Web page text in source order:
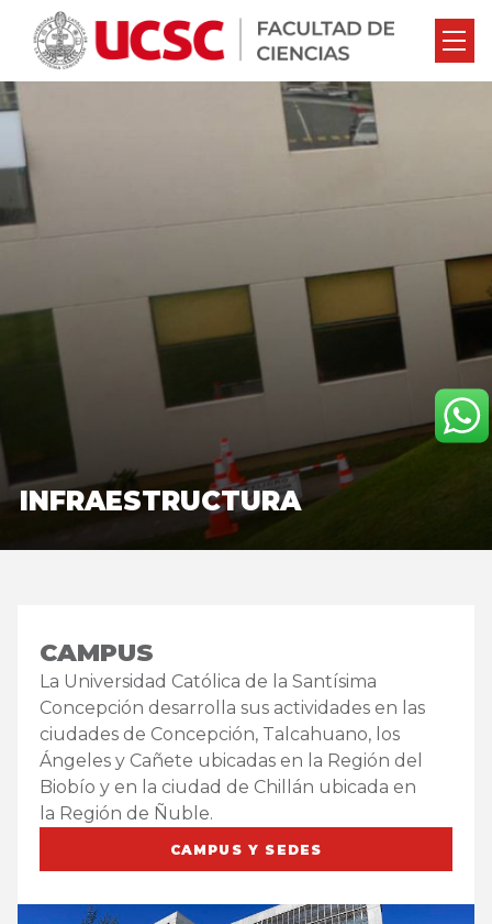
INFRAESTRUCTURA
CAMPUS
La Universidad Católica de la Santísima
Concepción desarrolla sus actividades en las
ciudades de Concepción, Talcahuano, los
Ángeles y Cañete ubicadas en la Región del
Biobío y en la ciudad de Chillán ubicada en
la Región de Ñuble.
CAMPUS Y SEDES